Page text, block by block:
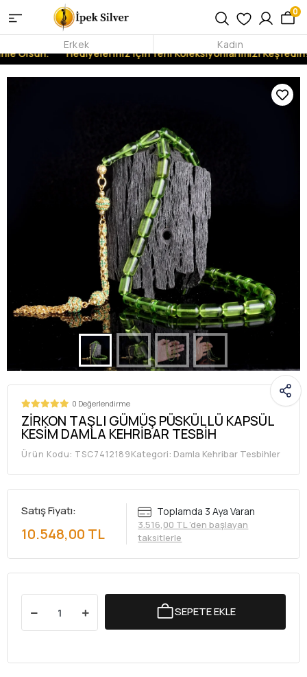
Olsun. Hediyeleriniz İçin Yeni Koleksiyonlarımızı Keşfedin!
0
Erkek Kadın
0 Değerlendirme
ZİRKON TAŞLI GÜMÜŞ PÜSKÜLLÜ KAPSÜL
KESİM DAMLA KEHRİBAR TESBİH
Ürün Kodu: TSC7412189Kategori: Damla Kehribar Tesbihler
Satış Fiyatı:
10.548,00 TL
Toplamda 3 Aya Varan
3.516,00 TL 'den başlayan
taksitlerle
SEPETE EKLE